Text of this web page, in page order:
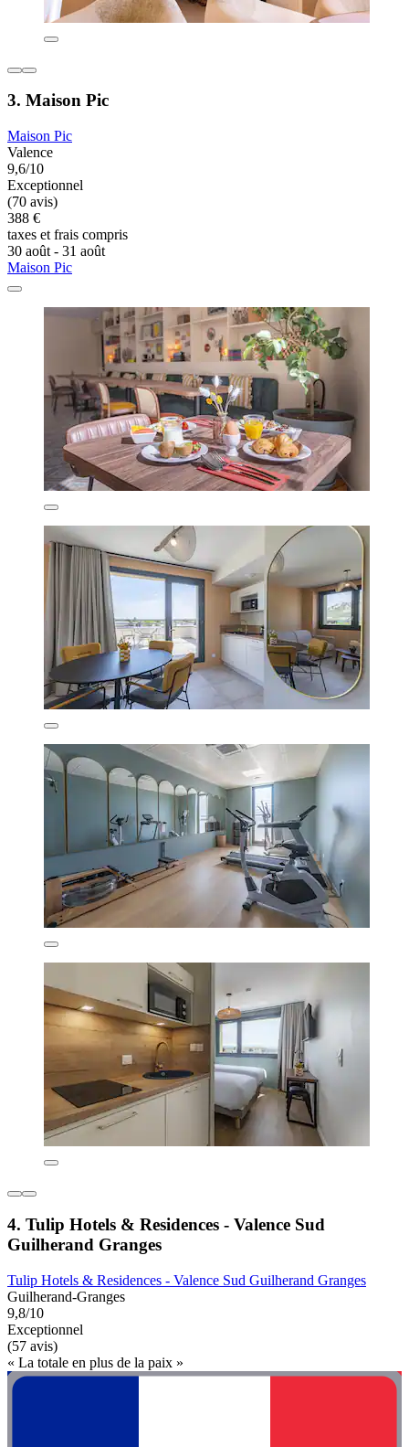
3. Maison Pic
Maison Pic
Valence
9,6/10
Exceptionnel
(70 avis)
388 €
taxes et frais compris
30 août - 31 août
Maison Pic
4. Tulip Hotels & Residences - Valence Sud
Guilherand Granges
Tulip Hotels & Residences - Valence Sud Guilherand Granges
Guilherand-Granges
9,8/10
Exceptionnel
(57 avis)
« La totale en plus de la paix »